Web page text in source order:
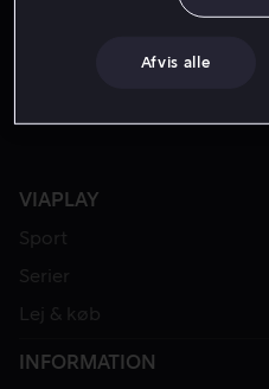
VIAPLAY
Sport
Serier
Lej & køb
INFORMATION
Afvis alle